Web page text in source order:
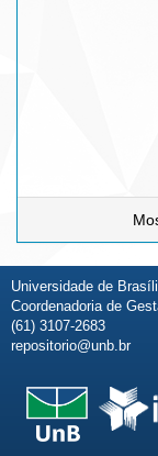
Universidade de
Coordenadoria de
(61) 3107-2683
repositorio@unb.br